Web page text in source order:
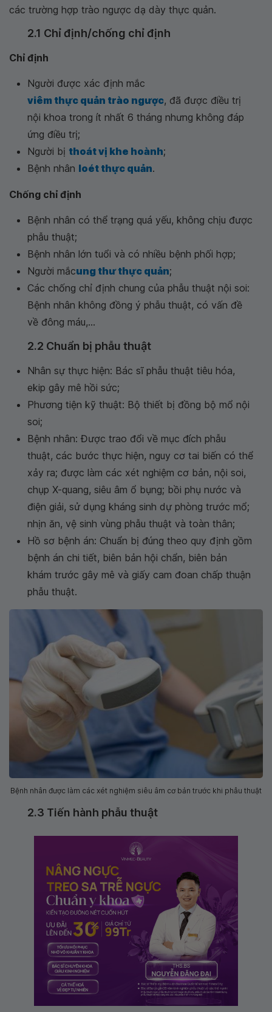
các trường hợp trào ngược dạ dày thực quản.
2.1 Chỉ định/chống chỉ định
Chỉ định
Người được xác định mắc
viêm thực quản trào ngược, đã được điều trị
nội khoa trong ít nhất 6 tháng nhưng không đáp
ứng điều trị;
Người bị thoát vị khe hoành;
Bệnh nhân loét thực quản.
Chống chỉ định
Bệnh nhân có thể trạng quá yếu, không chịu được
phẫu thuật;
Bệnh nhân lớn tuổi và có nhiều bệnh phối hợp;
Người mắcung thư thực quản;
Các chống chỉ định chung của phẫu thuật nội soi:
Bệnh nhân không đồng ý phẫu thuật, có vấn đề
về đông máu,...
2.2 Chuẩn bị phẫu thuật
Nhân sự thực hiện: Bác sĩ phẫu thuật tiêu hóa,
ekip gây mê hồi sức;
Phương tiện kỹ thuật: Bộ thiết bị đồng bộ mổ nội
soi;
Bệnh nhân: Được trao đổi về mục đích phẫu
thuật, các bước thực hiện, nguy cơ tai biến có thể
xảy ra; được làm các xét nghiệm cơ bản, nội soi,
chụp X-quang, siêu âm ổ bụng; bồi phụ nước và
điện giải, sử dụng kháng sinh dự phòng trước mổ;
nhịn ăn, vệ sinh vùng phẫu thuật và toàn thân;
Hồ sơ bệnh án: Chuẩn bị đúng theo quy định gồm
bệnh án chi tiết, biên bản hội chẩn, biên bản
khám trước gây mê và giấy cam đoan chấp thuận
phẫu thuật.
Bệnh nhân được làm các xét nghiệm siêu âm cơ bản trước khi phẫu thuật
2.3 Tiến hành phẫu thuật